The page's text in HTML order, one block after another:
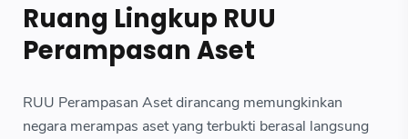
Ruang Lingkup RUU
Perampasan Aset
RUU Perampasan Aset dirancang memungkinkan
negara merampas aset yang terbukti berasal langsung